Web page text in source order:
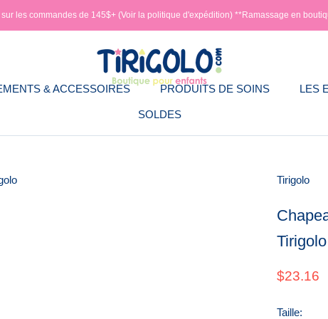
les commandes de 145$+ (Voir la politique d'expédition) **Ramassage en
& ACCESSOIRES PRODUITS DE SOINS LES
SOLDES
Tirigolo
Tirigolo
$23.16
Taille: